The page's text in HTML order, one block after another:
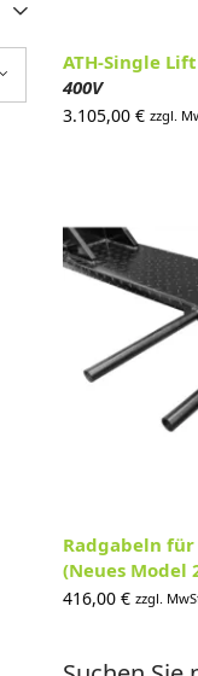
ATH-Single
400V
3.105,00 € zzgl.
Radgabeln für
(Neues Model
416,00 € zzgl.